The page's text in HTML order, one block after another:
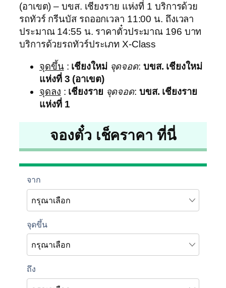
(อาเขต) – บขส. เชียงราย แห่งที่ 1 บริการด้วย
รถทัวร์ กรีนบัส รถออกเวลา 11:00 น. ถึงเวลา
ประมาณ 14:55 น. ราคาตั๋วประมาณ 196 บาท
บริการด้วยรถทัวร์ประเภท X-Class
จุดขึ้น: เชียงใหม่ จุดจอด: บขส. เชียงใหม่
แห่งที่ 3 (อาเขต)
จุดลง : เชียงราย จุดจอด: บขส. เชียงราย
แห่งที่ 1
จองตั๋ว เช็คราคา ที่นี่